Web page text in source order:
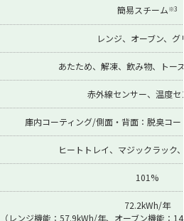
簡易スチーム※3
レンジ、オーブン、グ
あたため、解凍、飲み物、トー
赤外線センサー、温度セ
庫内コーティング/側面・背面：脱臭
ヒートトレイ、マジックラック
101%
72.2kWh/年
（レンジ機能：57.9kWh/年、オーブン機能：